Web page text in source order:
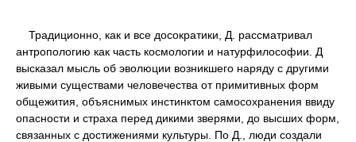
Традиционно, как и все досократики, Д. рассматривал
антропологию как часть космологии и натурфилософии. Д
высказал мысль об эволюции возникшего наряду с другими
живыми существами человечества от примитивных форм
общежития, объяснимых инстинктом самосохранения ввиду
опасности и страха перед дикими зверями, до высших форм,
связанных с достижениями культуры. По Д., люди создали